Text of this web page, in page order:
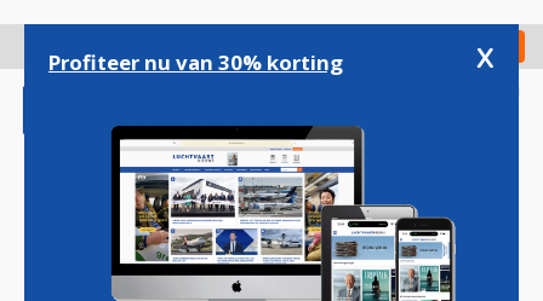
gaan
Check in
Magazine Podcasts Vacatures
Profiteer nu van 30% korting x